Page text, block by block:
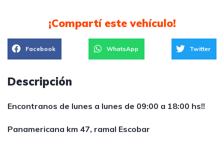
¡Compartí este vehículo!
Facebook WhatsApp Twitter
Descripción
Encontranos de lunes a lunes de 09:00 a 18:00 hs!!
Panamericana km 47, ramal Escobar